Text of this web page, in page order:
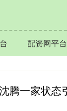
配资网平台
腾一家状态